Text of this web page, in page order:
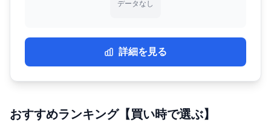
データなし
詳細を見る
おすすめランキング【買い時で選ぶ】